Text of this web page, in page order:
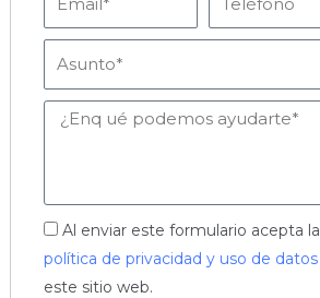
Mensaje
Aceptación
Al enviar este formulario acepta la
política de privacidad y uso de datos
este sitio web.